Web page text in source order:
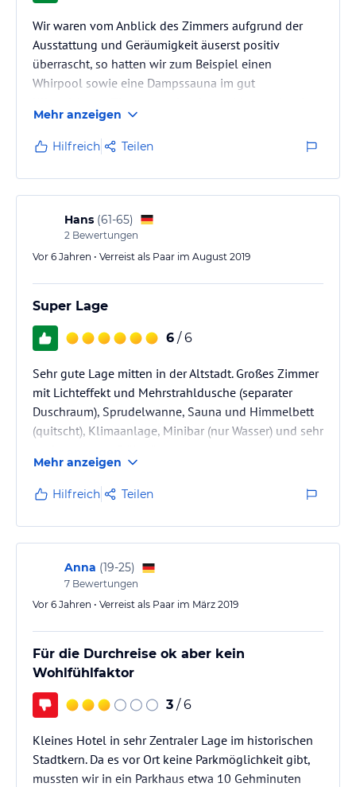
Wir waren vom Anblick des Zimmers aufgrund der
Ausstattung und Geräumigkeit äuserst positiv
überrascht, so hatten wir zum Beispiel einen
Whirpool sowie eine Dampssauna im gut
im vierten Stock Untergebracht wurden das es einen
Fahrstuhl gab. Die Wirtin des Hoteles ist sehr
freundlich und hilfsbereit, und lässt am riesigen
Frühstücksbuffet wo es an nichts fehlt und auch alles
sofort wieder aufgefüllt wird keine Wünsche offen.
Wir können dieses Hotel jedenfalls ohne…
Mehr anzeigen
Hilfreich Teilen
Hans (61-65)
2 Bewertungen
Vor 6 Jahren • Verreist als Paar im August 2019
Super Lage
6 / 6
Sehr gute Lage mitten in der Altstadt. Großes Zimmer
mit Lichteffekt und Mehrstrahldusche (separater
Duschraum), Sprudelwanne, Sauna und Himmelbett
(quitscht), Klimaanlage, Minibar (nur Wasser) und sehr
Mehr anzeigen
Hilfreich Teilen
Anna (19-25)
7 Bewertungen
Vor 6 Jahren • Verreist als Paar im März 2019
Für die Durchreise ok aber kein
Wohlfühlfaktor
3 / 6
Kleines Hotel in sehr Zentraler Lage im historischen
Stadtkern. Da es vor Ort keine Parkmöglichkeit gibt,
mussten wir in ein Parkhaus etwa 10 Gehminuten